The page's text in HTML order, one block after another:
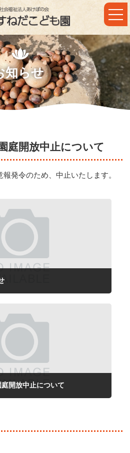
知らせ
庭開放中止について
報発令のため、中止いたします。
開放中止について